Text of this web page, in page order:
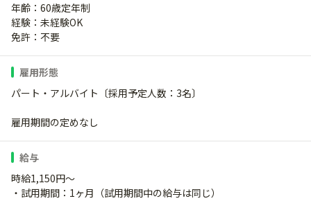
年齢：60歳定年制
経験：未経験OK
免許：不要
雇用形態
パート・アルバイト〔採用予定人数：3名〕
雇用期間の定めなし
給与
時給1,150円～
・試用期間：1ヶ月（試用期間中の給与は同じ）